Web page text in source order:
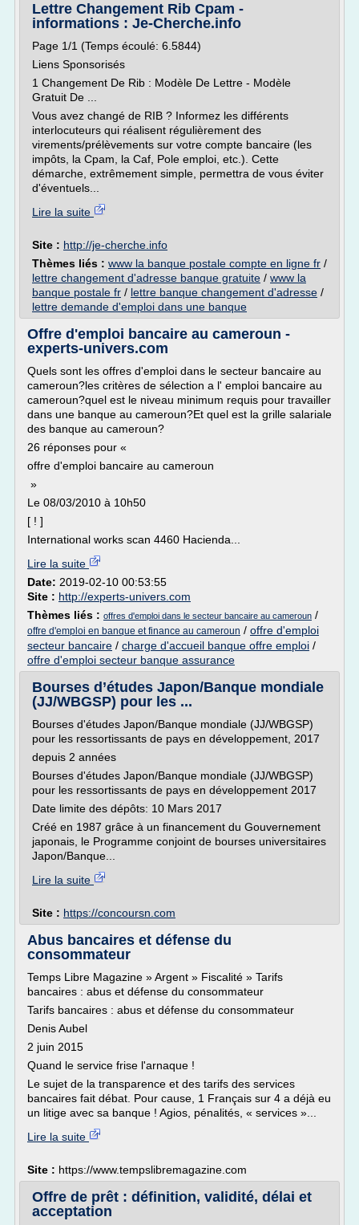
Lettre Changement Rib Cpam -
informations : Je-Cherche.info
Page 1/1 (Temps écoulé: 6.5844)
Liens Sponsorisés
1 Changement De Rib : Modèle De Lettre - Modèle
Gratuit De ...
Vous avez changé de RIB ? Informez les différents
interlocuteurs qui réalisent régulièrement des
virements/prélèvements sur votre compte bancaire (les
impôts, la Cpam, la Caf, Pole emploi, etc.). Cette
démarche, extrêmement simple, permettra de vous éviter
d'éventuels...
Lire la suite
Site : http://je-cherche.info
Thèmes liés : www la banque postale compte en ligne fr /
lettre changement d'adresse banque gratuite / www la
banque postale fr / lettre banque changement d'adresse /
lettre demande d'emploi dans une banque
Offre d'emploi bancaire au cameroun -
experts-univers.com
Quels sont les offres d'emploi dans le secteur bancaire au
cameroun?les critères de sélection a l' emploi bancaire au
cameroun?quel est le niveau minimum requis pour travailler
dans une banque au cameroun?Et quel est la grille salariale
des banque au cameroun?
26 réponses pour «
offre d'emploi bancaire au cameroun
»
Le 08/03/2010 à 10h50
[ ! ]
International works scan 4460 Hacienda...
Lire la suite
Date: 2019-02-10 00:53:55
Site : http://experts-univers.com
Thèmes liés : offres d'emploi dans le secteur bancaire au cameroun /
offre d'emploi en banque et finance au cameroun / offre d'emploi
secteur bancaire / charge d'accueil banque offre emploi /
offre d'emploi secteur banque assurance
Bourses d’études Japon/Banque mondiale
(JJ/WBGSP) pour les ...
Bourses d'études Japon/Banque mondiale (JJ/WBGSP)
pour les ressortissants de pays en développement, 2017
depuis 2 années
Bourses d'études Japon/Banque mondiale (JJ/WBGSP)
pour les ressortissants de pays en développement 2017
Date limite des dépôts: 10 Mars 2017
Créé en 1987 grâce à un financement du Gouvernement
japonais, le Programme conjoint de bourses universitaires
Japon/Banque...
Lire la suite
Site : https://concoursn.com
Abus bancaires et défense du
consommateur
Temps Libre Magazine » Argent » Fiscalité » Tarifs
bancaires : abus et défense du consommateur
Tarifs bancaires : abus et défense du consommateur
Denis Aubel
2 juin 2015
Quand le service frise l'arnaque !
Le sujet de la transparence et des tarifs des services
bancaires fait débat. Pour cause, 1 Français sur 4 a déjà eu
un litige avec sa banque ! Agios, pénalités, « services »...
Lire la suite
Site : https://www.tempslibremagazine.com
Offre de prêt : définition, validité, délai et
acceptation